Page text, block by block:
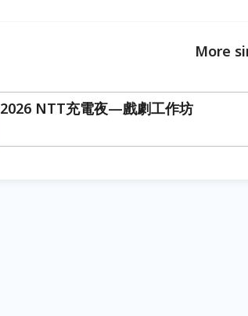
More
2026 NTT充電夜—戲劇工作坊